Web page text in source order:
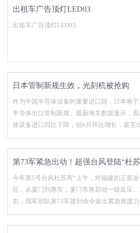
出租车广告顶灯LED03
出租车广告顶灯LED03
日本管制新规生效，光刻机被抢购
作为中国半导体设备的重要进口国，日本将
半导体出口管制新规。最新海关数据显示，
体设备进口同比下降，但6月环比增长，甚至
第73军紧急出动！超强台风登陆“杜
今年第5号台风杜苏芮“上午，对福建的正面
区，从厦门到惠安，厦门市将启动一级反应
右，我军部队第73军接到命令派出紧急救援